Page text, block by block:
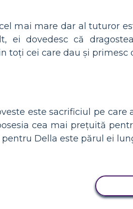
mai mare dar al tuturor
ei dovedesc că
toți cei care dau și
este sacrificiul pe
cea mai prețuită
Della este părul ei